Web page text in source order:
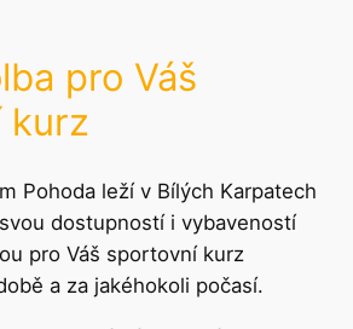
pro Váš
kurz
Pohoda leží v Bílých Karpatech
dostupností i vybaveností
pro Váš sportovní kurz
a za jakéhokoli počasí.